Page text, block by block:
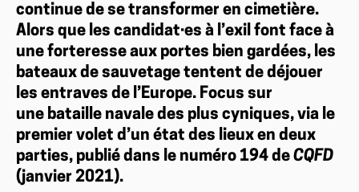
continue de se transformer en cimetière.
Alors que les candidat·es à l’exil font face à
une forteresse aux portes bien gardées, les
bateaux de sauvetage tentent de déjouer
les entraves de l’Europe. Focus sur
une bataille navale des plus cyniques, via le
premier volet d’un état des lieux en deux
parties, publié dans le numéro 194 de CQFD
(janvier 2021).